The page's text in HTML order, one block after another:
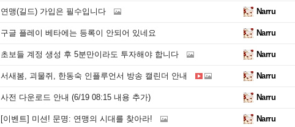
연맹(길드) 가입은 필수입니다 Narru
구글 플레이 베타에는 등록이 안되어 있네요 Narru
초보들 계정 생성 후 5분만이라도 투자해야 합니다 Narru
서새봄, 괴물쥐, 한동숙 인플루언서 방송 캘린더 안내 Narru
사전 다운로드 안내 (6/19 08:15 내용 추가) Narru
[이벤트] 미션! 문명: 연맹의 시대를 찾아라! Narru